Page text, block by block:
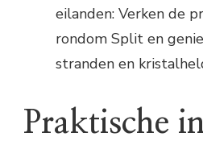
eilanden: Verken de
rondom Split en
stranden en
Praktische